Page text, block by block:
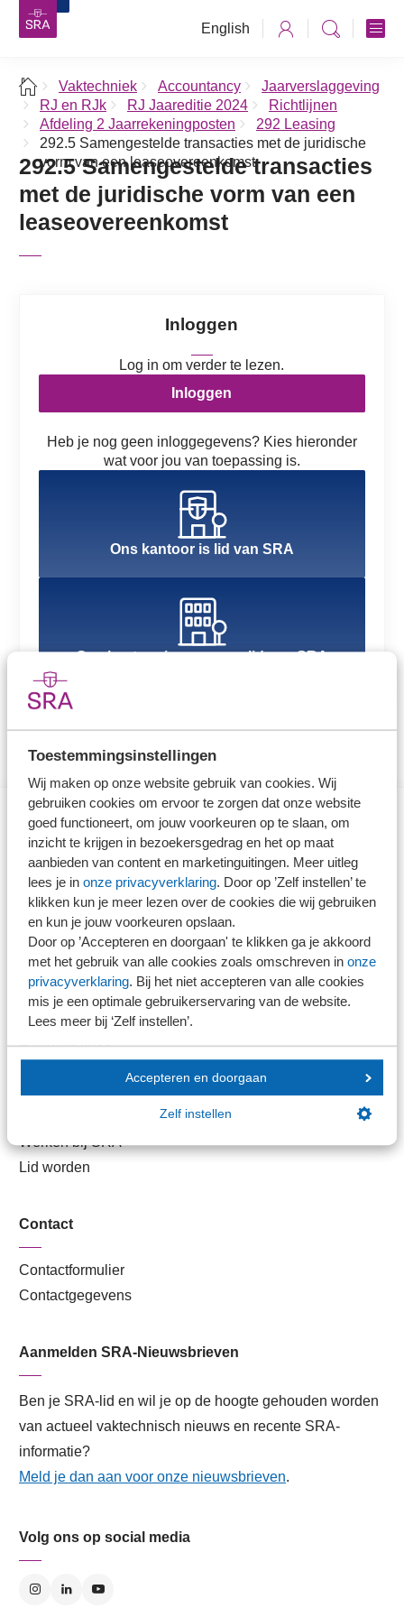
Toestemmingsinstellingen
Wij maken op onze website gebruik van cookies. Wij
gebruiken cookies om ervoor te zorgen dat onze website
goed functioneert, om jouw voorkeuren op te slaan, om
inzicht te krijgen in bezoekersgedrag en het op maat
aanbieden van content en marketinguitingen. Meer uitleg
lees je in onze privacyverklaring. Door op ’Zelf instellen’ te
klikken kun je meer lezen over de cookies die wij gebruiken
en kun je jouw voorkeuren opslaan.
Door op ’Accepteren en doorgaan' te klikken ga je akkoord
met het gebruik van alle cookies zoals omschreven in onze
privacyverklaring. Bij het niet accepteren van alle cookies
mis je een optimale gebruikerservaring van de website.
Lees meer bij ‘Zelf instellen’.
Accepteren en doorgaan
Zelf instellen
English
Vaktechniek Accountancy
Jaarverslaggeving
RJ en RJk
RJ Jaareditie 2024
Richtlijnen
Afdeling 2 Jaarrekeningposten
292 Leasing
292.5 Samengestelde transacties met de juridische
vorm van een leaseovereenkomst
292.5 Samengestelde transacties
met de juridische vorm van een
leaseovereenkomst
Inloggen
Log in om verder te lezen.
Inloggen
Heb je nog geen inloggegevens? Kies hieronder
wat voor jou van toepassing is.
Ons kantoor is lid van SRA
Ons kantoor is nog geen lid van SRA
Direct naar
Stel je vaktechnische vraag
Branche in Zicht
Dossiers
Kantoorvinder
Nieuwsbank
Handige links
Werken bij SRA
Lid worden
Contact
Contactformulier
Contactgegevens
Aanmelden SRA-Nieuwsbrieven
Ben je SRA-lid en wil je op de hoogte gehouden worden
van actueel vaktechnisch nieuws en recente SRA-
informatie?
Meld je dan aan voor onze nieuwsbrieven.
Volg ons op social media